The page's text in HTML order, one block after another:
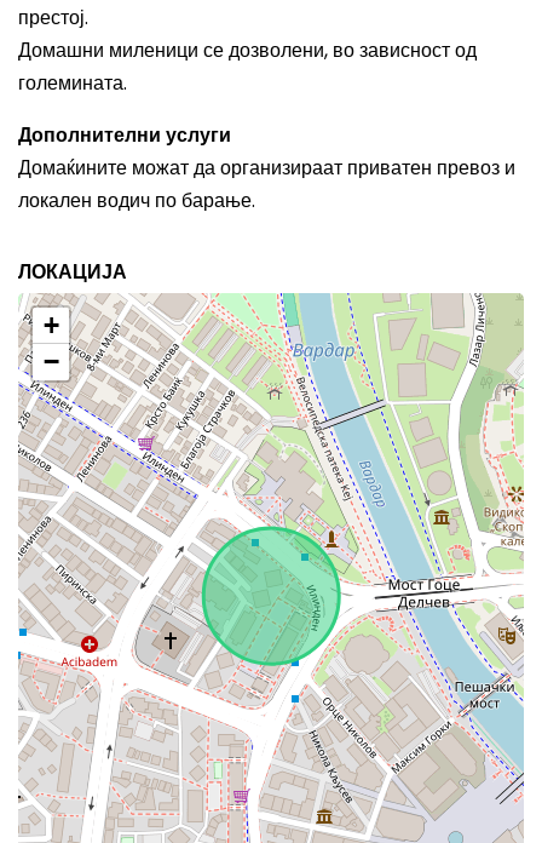
престој.
Домашни миленици се дозволени, во зависност од
големината.
Дополнителни услуги
Домаќините можат да организираат приватен превоз и
локален водич по барање.
ЛОКАЦИЈА
+
−